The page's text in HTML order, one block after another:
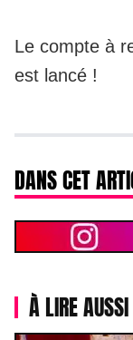
Le compte à
est lancé !
DANS CET
À LIRE AUSSI